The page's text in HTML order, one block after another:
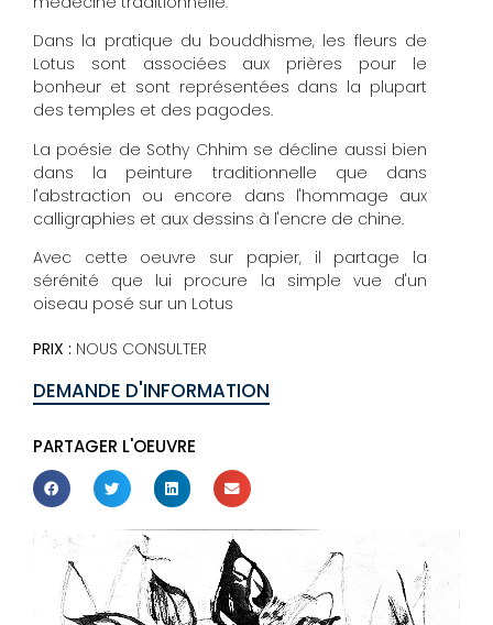
Dans la pratique du bouddhisme, les fleurs de
Lotus sont associées aux prières pour le
bonheur et sont représentées dans la plupart
des temples et des pagodes.
La poésie de Sothy Chhim se décline aussi bien
dans la peinture traditionnelle que dans
l'abstraction ou encore dans l'hommage aux
calligraphies et aux dessins à l'encre de chine.
Avec cette oeuvre sur papier, il partage la
sérénité que lui procure la simple vue d'un
oiseau posé sur un Lotus
PRIX : NOUS CONSULTER
DEMANDE D'INFORMATION
PARTAGER L'OEUVRE